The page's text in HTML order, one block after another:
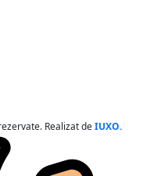
Realizat deIUXO.